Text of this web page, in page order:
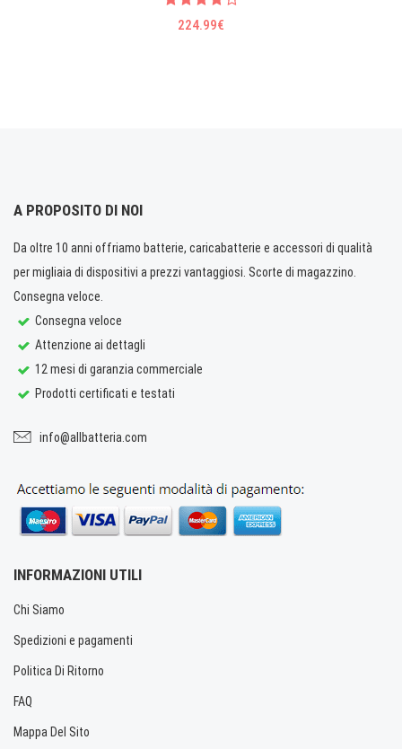
224.99€
A PROPOSITO DI NOI
Da oltre 10 anni offriamo batterie, caricabatterie e accessori di qualità
per migliaia di dispositivi a prezzi vantaggiosi. Scorte di magazzino.
Consegna veloce.
Consegna veloce
Attenzione ai dettagli
12 mesi di garanzia commerciale
Prodotti certificati e testati
info@allbatteria.com
INFORMAZIONI UTILI
Chi Siamo
Spedizioni e pagamenti
Politica Di Ritorno
FAQ
Mappa Del Sito